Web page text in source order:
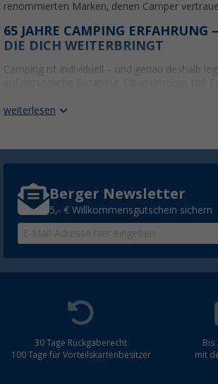
renommierten Marken, denen Camper
65 JAHRE CAMPING ERFAHRUNG
DIE DICH WEITERBRINGT
Camping ist individuell – und genau deshalb
Camper von den Bewertungen unserer
findest du schnell das beste Zubehör für deine
Camping-Zelte und Vorzelte – Mehr
Mach es dir auf dem Campingplatz bequem!
Vorzelten, Markisen oder Campingzelten
und Schutz vor Wind und Wetter.
Vorzelt,Markisen und Sonnensegel
weiterlesen
Berger Newsletter
5,- € Willkommensgutschein sichern
30 Tage Rückgaberecht
100 Tage für Vorteilskartenbesitzer
Bis
mit